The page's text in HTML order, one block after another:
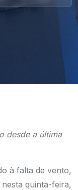
desde a última
à falta de vento,
quinta-feira,